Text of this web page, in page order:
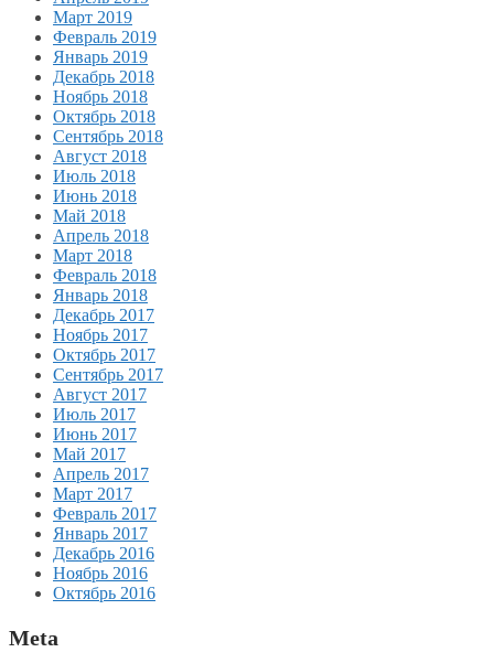
Март 2019
Февраль 2019
Январь 2019
Декабрь 2018
Ноябрь 2018
Октябрь 2018
Сентябрь 2018
Август 2018
Июль 2018
Июнь 2018
Май 2018
Апрель 2018
Март 2018
Февраль 2018
Январь 2018
Декабрь 2017
Ноябрь 2017
Октябрь 2017
Сентябрь 2017
Август 2017
Июль 2017
Июнь 2017
Май 2017
Апрель 2017
Март 2017
Февраль 2017
Январь 2017
Декабрь 2016
Ноябрь 2016
Октябрь 2016
Meta